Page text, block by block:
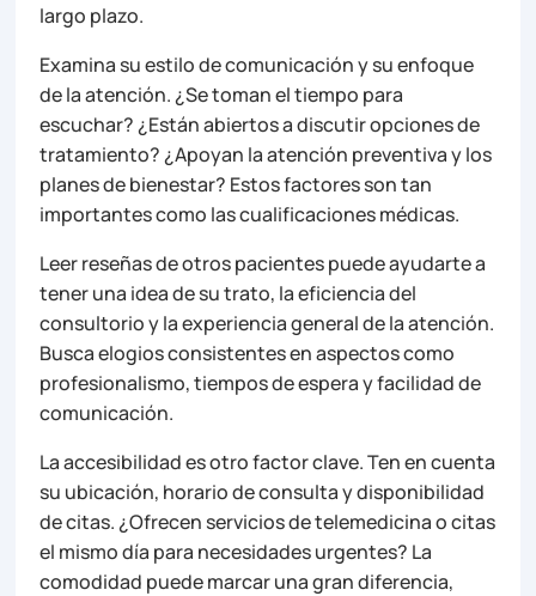
largo plazo.
Examina su estilo de comunicación y su enfoque
de la atención. ¿Se toman el tiempo para
escuchar? ¿Están abiertos a discutir opciones de
tratamiento? ¿Apoyan la atención preventiva y los
planes de bienestar? Estos factores son tan
importantes como las cualificaciones médicas.
Leer reseñas de otros pacientes puede ayudarte a
tener una idea de su trato, la eficiencia del
consultorio y la experiencia general de la atención.
Busca elogios consistentes en aspectos como
profesionalismo, tiempos de espera y facilidad de
comunicación.
La accesibilidad es otro factor clave. Ten en cuenta
su ubicación, horario de consulta y disponibilidad
de citas. ¿Ofrecen servicios de telemedicina o citas
el mismo día para necesidades urgentes? La
comodidad puede marcar una gran diferencia,